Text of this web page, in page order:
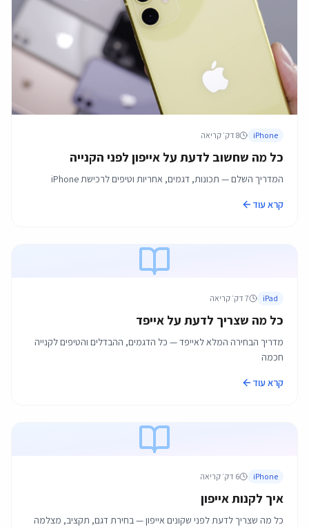
iPhone
8 דק׳ קריאה
כל מה שחשוב לדעת על אייפון לפני הקנייה
המדריך השלם — תכונות, דגמים, אחריות וטיפים לרכישת iPhone
קרא עוד
iPad
7 דק׳ קריאה
כל מה שצריך לדעת על אייפד
מדריך הבחירה המלא לאייפד — כל הדגמים, ההבדלים והטיפים לקנייה
חכמה
קרא עוד
iPhone
6 דק׳ קריאה
איך לקנות אייפון
כל מה שצריך לדעת לפני שקונים אייפון — בחירת דגם, תקציב, מצלמה